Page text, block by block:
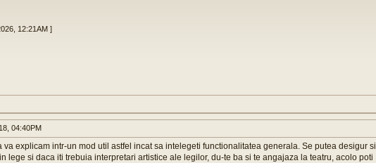
12:21AM ]
04:40PM
va explicam intr-un mod util astfel incat sa intelegeti functionalitatea generala. Se putea desigur si
lege si daca iti trebuia interpretari artistice ale legilor, du-te ba si te angajaza la teatru, acolo poti